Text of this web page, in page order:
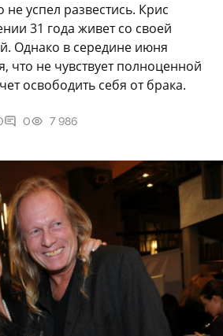
не успел развестись. Крис
31 года живет со своей
Однако в середине июня
что не чувствует полноценной
освободить себя от брака.
0 7 986